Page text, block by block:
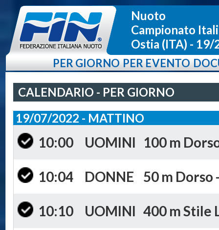
Nuoto
Campionato
Ostia (ITA) -
PER GIORNO PER EVENTO
CALENDARIO - PER GIORNO
19/07/2022 - MATTINO
10:00 UOMINI 100 m
10:04 DONNE 50 m Dorso
10:10 UOMINI 400 m Stile